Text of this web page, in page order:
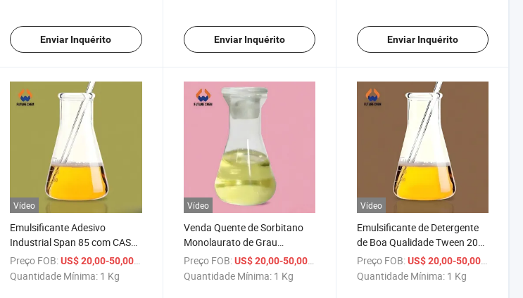
Enviar Inquérito Enviar Inquérito Enviar Inquérito
Vídeo
Emulsificante Adesivo
Industrial Span 85 com CAS
26266-58-0 Trioleato de
Sorbitano
Preço FOB: US$ 20,00-50,00 / Kg
Quantidade Mínima: 1 Kg
Vídeo
Venda Quente de Sorbitano
Monolaurato de Grau
Alimentício com CAS 1338-39-
2 Span 20
Preço FOB: US$ 20,00-50,00/ Kg
Quantidade Mínima: 1 Kg
Vídeo
Emulsificante de Detergente
de Boa Qualidade Tween 20
com CAS 9005-64-5
Polissorbato 20
Preço FOB: US$ 20,00-50,00/ Kg
Quantidade Mínima: 1 Kg